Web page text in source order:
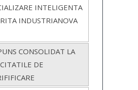
INTELIGENTA
INDUSTRIANOVA
CONSOLIDAT LA
DE